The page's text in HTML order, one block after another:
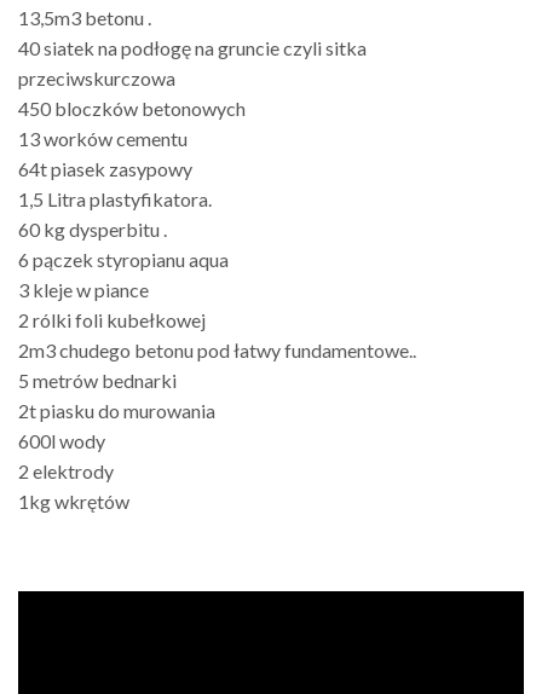
13,5m3 betonu .
40 siatek na podłogę na gruncie czyli sitka
przeciwskurczowa
450 bloczków betonowych
13 worków cementu
64t piasek zasypowy
1,5 Litra plastyfikatora.
60 kg dysperbitu .
6 pączek styropianu aqua
3 kleje w piance
2 rólki foli kubełkowej
2m3 chudego betonu pod łatwy fundamentowe..
5 metrów bednarki
2t piasku do murowania
600l wody
2 elektrody
1kg wkrętów